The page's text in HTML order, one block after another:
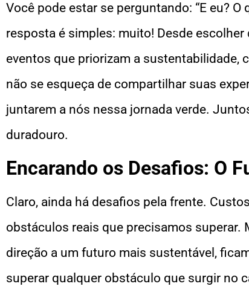
Você pode estar se perguntando: “E eu? O
resposta é simples: muito! Desde
eventos que priorizam a sustentabilidade,
não se esqueça de compartilhar suas
juntarem a nós nessa jornada verde.
duradouro.
Encarando os Desafios: O
Claro, ainda há desafios pela frente.
obstáculos reais que precisamos superar.
direção a um futuro mais sustentável,
superar qualquer obstáculo que surgir no